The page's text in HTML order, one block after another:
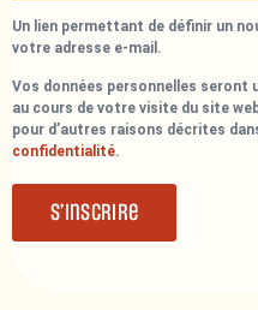
Un lien permettant de définir un
votre adresse e-mail.
Vos données personnelles seront
au cours de votre visite du site
pour d’autres raisons décrites
confidentialité.
S’inscrire